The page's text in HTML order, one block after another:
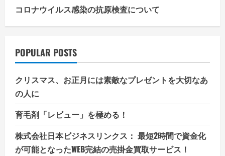
コロナウイルス感染の抗原検査について
POPULAR POSTS
クリスマス、お正月には素敵なプレゼントを大切なあ
の人に
育毛剤「レビュー」を極める！
株式会社日本ビジネスリンクス： 最短2時間で資金化
が可能となったWEB完結の売掛金買取サービス！